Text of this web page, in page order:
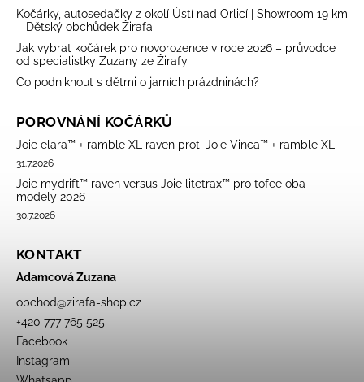
Kočárky, autosedačky z okolí Ústí nad Orlicí | Showroom 19 km
– Dětský obchůdek Žirafa
Jak vybrat kočárek pro novorozence v roce 2026 – průvodce
od specialistky Zuzany ze Žirafy
Co podniknout s dětmi o jarních prázdninách?
POROVNÁNÍ KOČÁRKŮ
Joie elara™ + ramble XL raven proti Joie Vinca™ + ramble XL
31.7.2026
Joie mydrift™ raven versus Joie litetrax™ pro tofee oba
modely 2026
30.7.2026
KONTAKT
Adamcová Zuzana
obchod@zirafa-shop.cz
+420 777 765 525
Facebook
Instagram